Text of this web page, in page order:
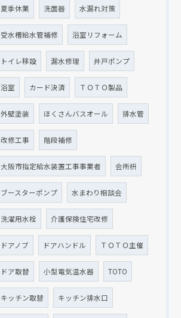
夏季休業 洗面器 水漏れ対策
受水槽給水管補修 浴室リフォーム
トイレ移設 漏水修理 井戸ポンプ
浴室 カード決済 ＴＯＴＯ製品
外壁塗装 ほくさんバスオール 排水管
改修工事 階段補修
大阪市指定給水装置工事事業者 会所枡
ブースターポンプ 水まわり相談会
洗濯用水栓 介護保険住宅改修
ドアノブ ドアハンドル ＴＯＴＯ主催
ドア取替 小型電気温水器 TOTO
キッチン取替 キッチン排水口